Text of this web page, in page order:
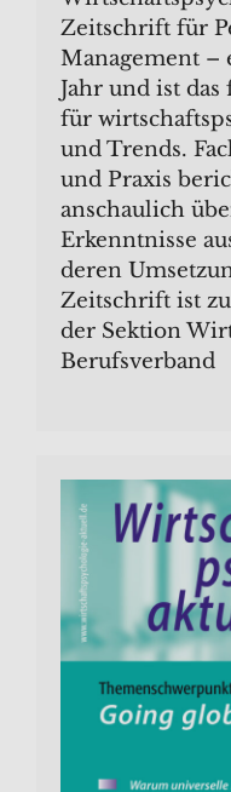
Zeitschrift für
Management –
Jahr und ist
für
und Trends.
und Praxis
anschaulich
Erkenntnisse
deren
Zeitschrift ist
der Sektion
Berufsverband